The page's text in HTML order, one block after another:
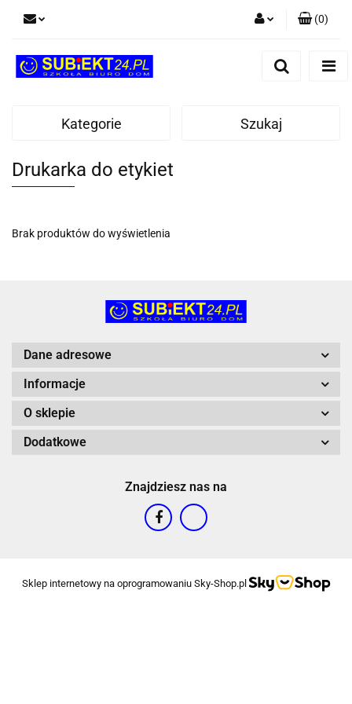
(0)
Kategorie Szukaj
Drukarka do etykiet
Brak produktów do wyświetlenia
Dane adresowe
Informacje
O sklepie
Dodatkowe
Znajdziesz nas na
Sklep internetowy na oprogramowaniu Sky-Shop.pl